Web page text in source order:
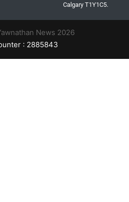
Calgary T1Y1C5.
News 2026
: 2885843